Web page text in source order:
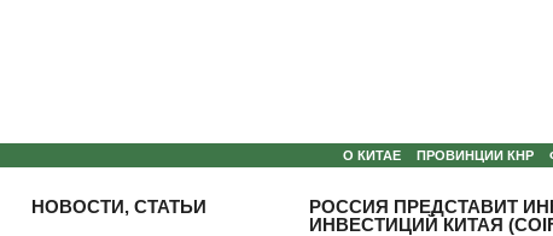
О КИТАЕ ПРОВИНЦИИ КНР
НОВОСТИ, СТАТЬИ
РОССИЯ ПРЕДСТАВИТ
ИНВЕСТИЦИЙ КИТАЯ